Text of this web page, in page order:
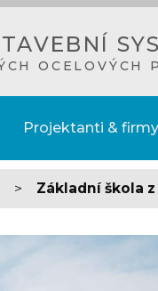
OCELOVÝCH
Projektanti & firmy
> Základní škola